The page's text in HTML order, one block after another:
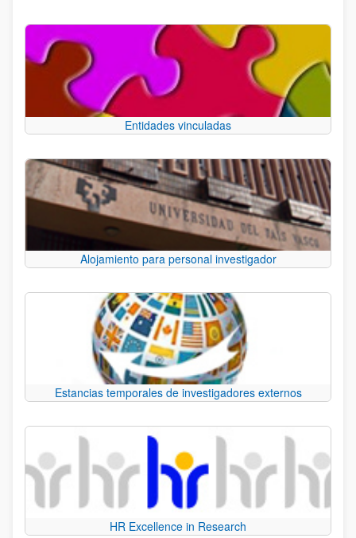
Entidades vinculadas
Alojamiento para personal investigador
Estancias temporales de investigadores externos
HR Excellence in Research